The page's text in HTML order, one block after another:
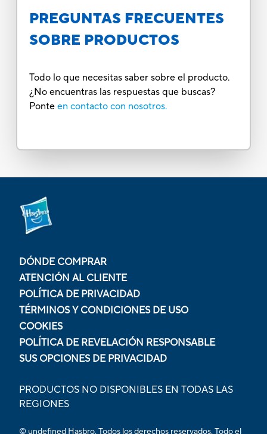
PREGUNTAS FRECUENTES
SOBRE PRODUCTOS
Todo lo que necesitas saber sobre el producto.
¿No encuentras las respuestas que buscas?
Ponte en contacto con nosotros.
DÓNDE COMPRAR
ATENCIÓN AL CLIENTE
POLÍTICA DE PRIVACIDAD
TÉRMINOS Y CONDICIONES DE USO
COOKIES
POLÍTICA DE REVELACIÓN RESPONSABLE
SUS OPCIONES DE PRIVACIDAD
PRODUCTOS NO DISPONIBLES EN TODAS LAS
REGIONES
© undefined Hasbro. Todos los derechos reservados. Todo el